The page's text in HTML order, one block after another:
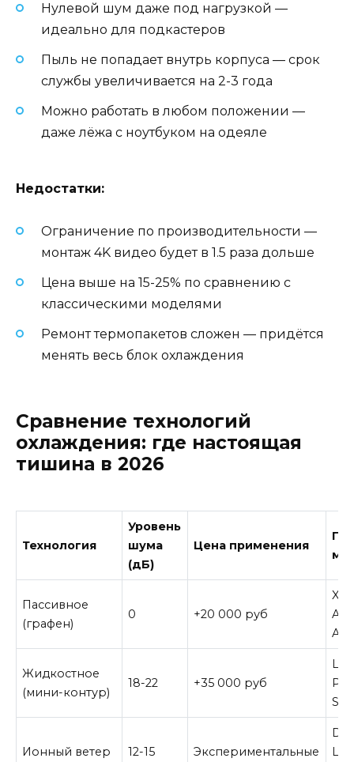
Нулевой шум даже под нагрузкой —
идеально для подкастеров
Пыль не попадает внутрь корпуса — срок
службы увеличивается на 2-3 года
Можно работать в любом положении —
даже лёжа с ноутбуком на одеяле
Недостатки:
Ограничение по производительности —
монтаж 4K видео будет в 1.5 раза дольше
Цена выше на 15-25% по сравнению с
классическими моделями
Ремонт термопакетов сложен — придётся
менять весь блок охлаждения
Сравнение технологий
охлаждения: где настоящая
тишина в 2026
Технология
Уровень
шума
(дБ)
Цена применения
Пассивное
(графен)
0 +20 000 руб
Air,
Air
Жидкостное
(мини-контур)
18-22 +35 000 руб
Ионный ветер 12-15 Экспериментальные